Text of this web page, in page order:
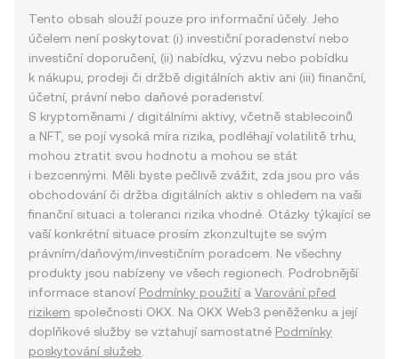
Tento obsah slouží pouze pro informační účely. Jeho
účelem není poskytovat (i) investiční poradenství nebo
investiční doporučení, (ii) nabídku, výzvu nebo pobídku
k nákupu, prodeji či držbě digitálních aktiv ani (iii) finanční,
účetní, právní nebo daňové poradenství.
S kryptoměnami / digitálními aktivy, včetně stablecoinů
a NFT, se pojí vysoká míra rizika, podléhají volatilitě trhu,
mohou ztratit svou hodnotu a mohou se stát
i bezcennými. Měli byste pečlivě zvážit, zda jsou pro vás
obchodování či držba digitálních aktiv s ohledem na vaši
finanční situaci a toleranci rizika vhodné. Otázky týkající se
vaší konkrétní situace prosím zkonzultujte se svým
právním/daňovým/investičním poradcem. Ne všechny
produkty jsou nabízeny ve všech regionech. Podrobnější
informace stanoví Podmínky použitía Varování před
rizikem společnosti OKX. Na OKX Web3 peněženku a její
doplňkové služby se vztahují samostatné Podmínky
poskytování služeb